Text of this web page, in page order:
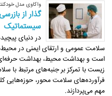
واکاوی مدل
گذار از
سیستماتیک
در دنیای
سلامت عمومی و ارتقای ایمنی در
است و بهداشت محیط، بهداشت
زیست با تمرکز بر جنبه‌های مرتبط با
فرآورده‌های سلامت محور، حوزه‌هایی
مهم می‌پردازند.